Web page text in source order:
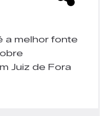
a melhor fonte
Juiz de Fora